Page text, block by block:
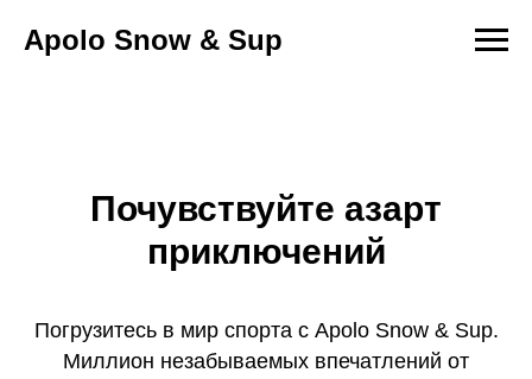
Apolo Snow & Sup
Почувствуйте азарт
приключений
Погрузитесь в мир спорта с Apolo Snow & Sup.
Миллион незабываемых впечатлений от